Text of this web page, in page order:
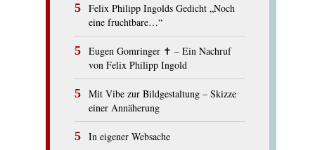
Felix Philipp Ingolds Gedicht „Noch
eine fruchtbare…“
Eugen Gomringer ✝︎ – Ein Nachruf
von Felix Philipp Ingold
Mit Vibe zur Bildgestaltung – Skizze
einer Annäherung
In eigener Websache